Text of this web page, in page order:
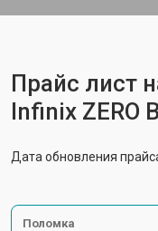
Прайс лист
Infinix ZERO
Дата обновления
Поломка